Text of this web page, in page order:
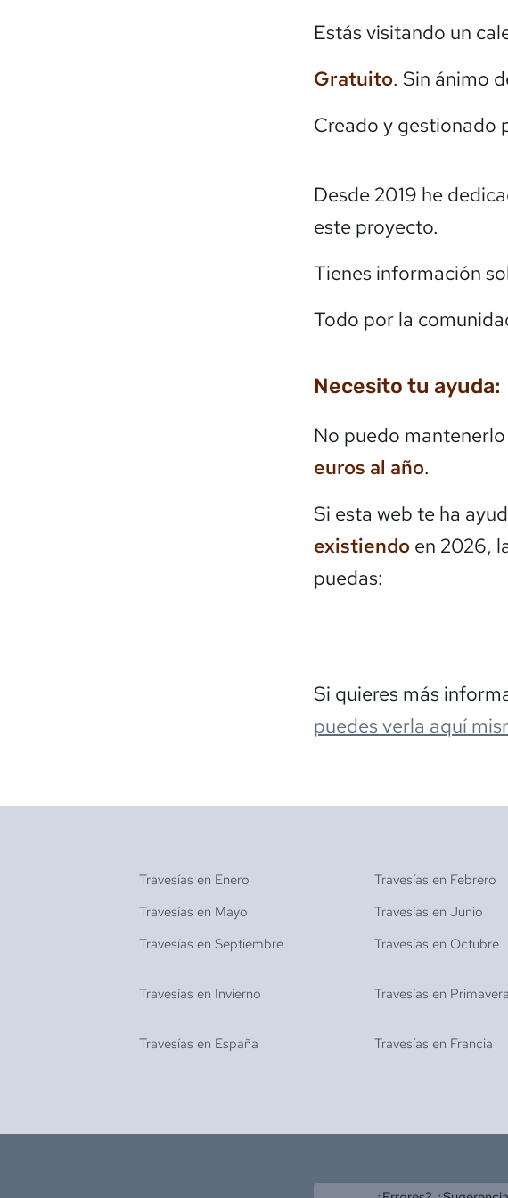
Estás visitando un
Gratuito. Sin ánimo
Creado y gestionado
Desde 2019 he
este proyecto.
Tienes información
Todo por la
Necesito tu ayuda:
No puedo
euros al año.
Si esta web te ha
existiendo en 2026,
puedas:
Si quieres más
puedes verla aquí
Travesías en Enero Travesías en Febrero
Travesías en Mayo Travesías en Junio
Travesías en Septiembre Travesías en Octubre
Travesías en Invierno Travesías en Primavera
Travesías en España Travesías en Francia